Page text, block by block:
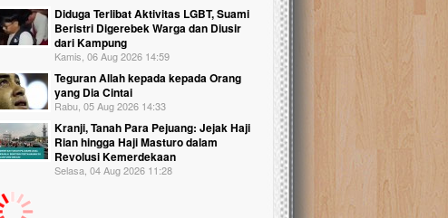
Diduga Terlibat Aktivitas LGBT, Suami
Beristri Digerebek Warga dan Diusir
dari Kampung
Kamis, 06 Aug 2026 14:59
Teguran Allah kepada kepada Orang
yang Dia Cintai
Rabu, 05 Aug 2026 14:33
Kranji, Tanah Para Pejuang: Jejak Haji
Rian hingga Haji Masturo dalam
Revolusi Kemerdekaan
Selasa, 04 Aug 2026 11:28